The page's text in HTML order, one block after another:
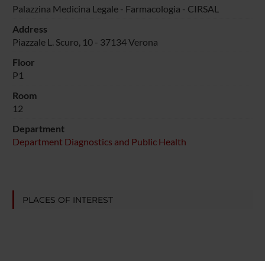
Palazzina Medicina Legale - Farmacologia - CIRSAL
Address
Piazzale L. Scuro, 10 - 37134 Verona
Floor
P1
Room
12
Department
Department Diagnostics and Public Health
PLACES OF INTEREST